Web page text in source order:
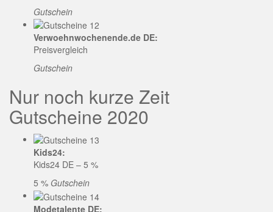
Gutschein
Verwoehnwochenende.de DE:
Preisvergleich
Gutschein
Nur noch kurze Zeit
Gutscheine 2020
Kids24:
Kids24 DE – 5 %
5 % Gutschein
Modetalente DE: